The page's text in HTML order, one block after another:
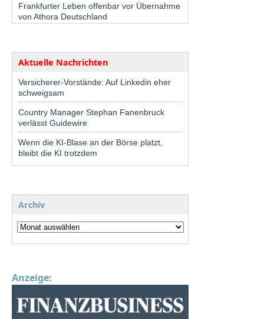
Frankfurter Leben offenbar vor Übernahme
von Athora Deutschland
Aktuelle Nachrichten
Versicherer-Vorstände: Auf Linkedin eher
schweigsam
Country Manager Stephan Fanenbruck
verlässt Guidewire
Wenn die KI-Blase an der Börse platzt,
bleibt die KI trotzdem
Archiv
Anzeige: